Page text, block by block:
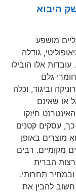
היבוא
מושפע
גודלה
אלו הובילו
גלם
וביגוד, וכלה
או שאינם
חיזקו
עסקים קטנים
מוצרים באופן
מקומיים. רבים
הברית
תחרותי.
חשוב להבין את